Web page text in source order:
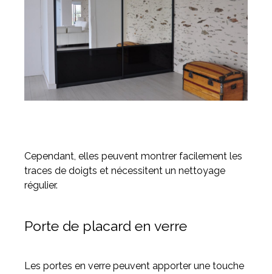
Cependant, elles peuvent montrer facilement les
traces de doigts et nécessitent un nettoyage
régulier.
Porte de placard en verre
Les portes en verre peuvent apporter une touche